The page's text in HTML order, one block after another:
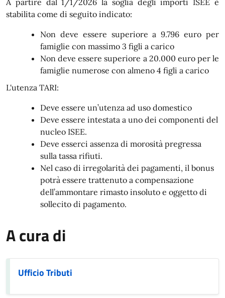
A partire dal 1/1/2026 la soglia degli importi ISEE è
stabilita come di seguito indicato:
Non deve essere superiore a 9.796 euro per
famiglie con massimo 3 figli a carico
Non deve essere superiore a 20.000 euro per le
famiglie numerose con almeno 4 figli a carico
L'utenza TARI:
Deve essere un’utenza ad uso domestico
Deve essere intestata a uno dei componenti del
nucleo ISEE.
Deve esserci assenza di morosità pregressa
sulla tassa rifiuti.
Nel caso di irregolarità dei pagamenti, il bonus
potrà essere trattenuto a compensazione
dell’ammontare rimasto insoluto e oggetto di
sollecito di pagamento.
A cura di
Ufficio Tributi